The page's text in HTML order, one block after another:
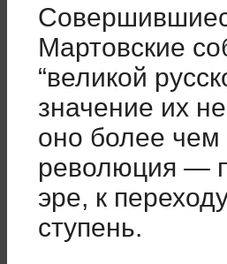
Мартовские
“великой
значение их
оно более чем
революция —
эре, к
ступень.